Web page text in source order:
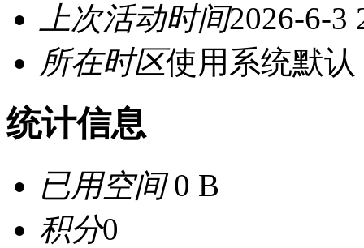
上次活动时间2026-6-3
所在时区使用系统默认
统计信息
已用空间0 B
积分0